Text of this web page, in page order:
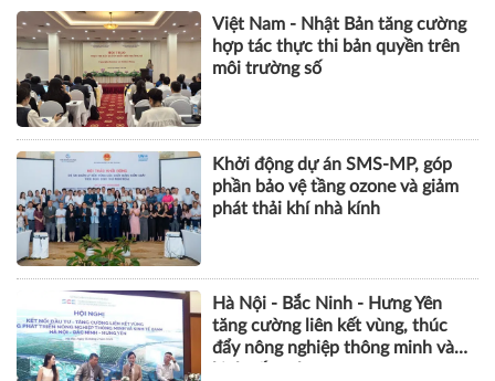
Việt Nam - Nhật Bản tăng cường
hợp tác thực thi bản quyền trên
môi trường số
Khởi động dự án SMS-MP, góp
phần bảo vệ tầng ozone và giảm
phát thải khí nhà kính
Hà Nội - Bắc Ninh - Hưng Yên
tăng cường liên kết vùng, thúc
đẩy nông nghiệp thông minh và